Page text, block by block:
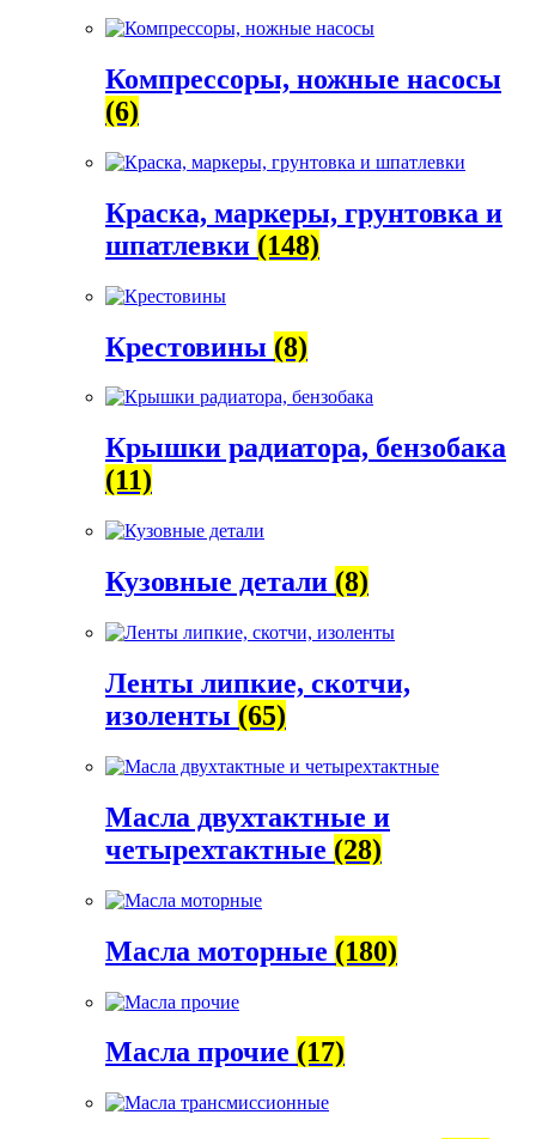
Компрессоры, ножные насосы
(6)
Краска, маркеры, грунтовка и
шпатлевки (148)
Крестовины (8)
Крышки радиатора, бензобака
(11)
Кузовные детали (8)
Ленты липкие, скотчи,
изоленты (65)
Масла двухтактные и
четырехтактные (28)
Масла моторные (180)
Масла прочие (17)